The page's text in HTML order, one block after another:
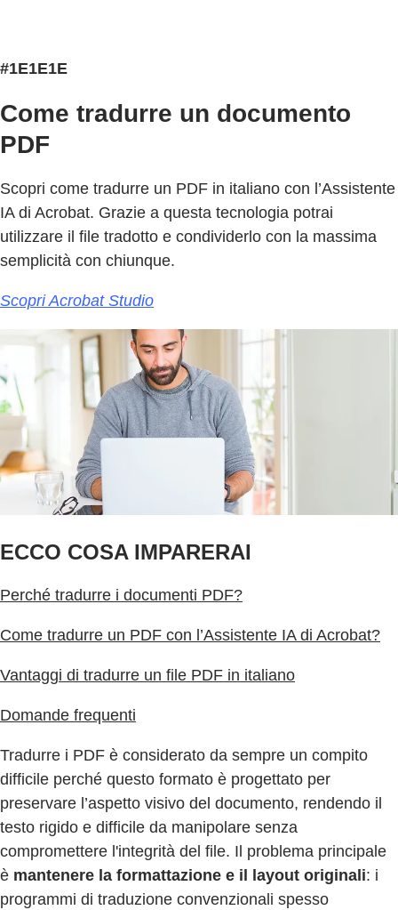
#1E1E1E
Come tradurre un documento
PDF
Scopri come tradurre un PDF in italiano con l’Assistente
IA di Acrobat. Grazie a questa tecnologia potrai
utilizzare il file tradotto e condividerlo con la massima
semplicità con chiunque.
Scopri Acrobat Studio
ECCO COSA IMPARERAI
Perché tradurre i documenti PDF?
Come tradurre un PDF con l’Assistente IA di Acrobat?
Vantaggi di tradurre un file PDF in italiano
Domande frequenti
Tradurre i PDF è considerato da sempre un compito
difficile perché questo formato è progettato per
preservare l’aspetto visivo del documento, rendendo il
testo rigido e difficile da manipolare senza
compromettere l'integrità del file. Il problema principale
è mantenere la formattazione e il layout originali: i
programmi di traduzione convenzionali spesso